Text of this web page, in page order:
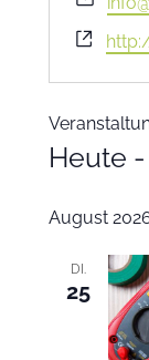
Heute -
wählen.
August
DI.
25